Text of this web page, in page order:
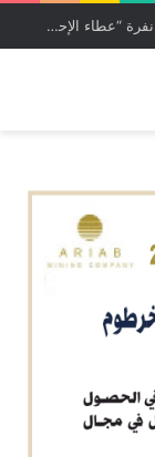
وزير الموارد البشرية والرعاية الاجتماعية يدشن نفرة “عطاء الإحسان (5)” بولاية القضارف بتكلفة تجاوزت 27 مليار جنيه